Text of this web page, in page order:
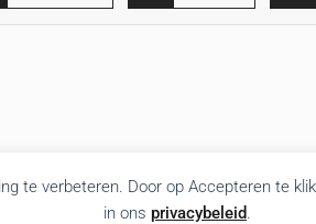
te verbeteren. Door op Accepteren te
in ons privacybeleid.